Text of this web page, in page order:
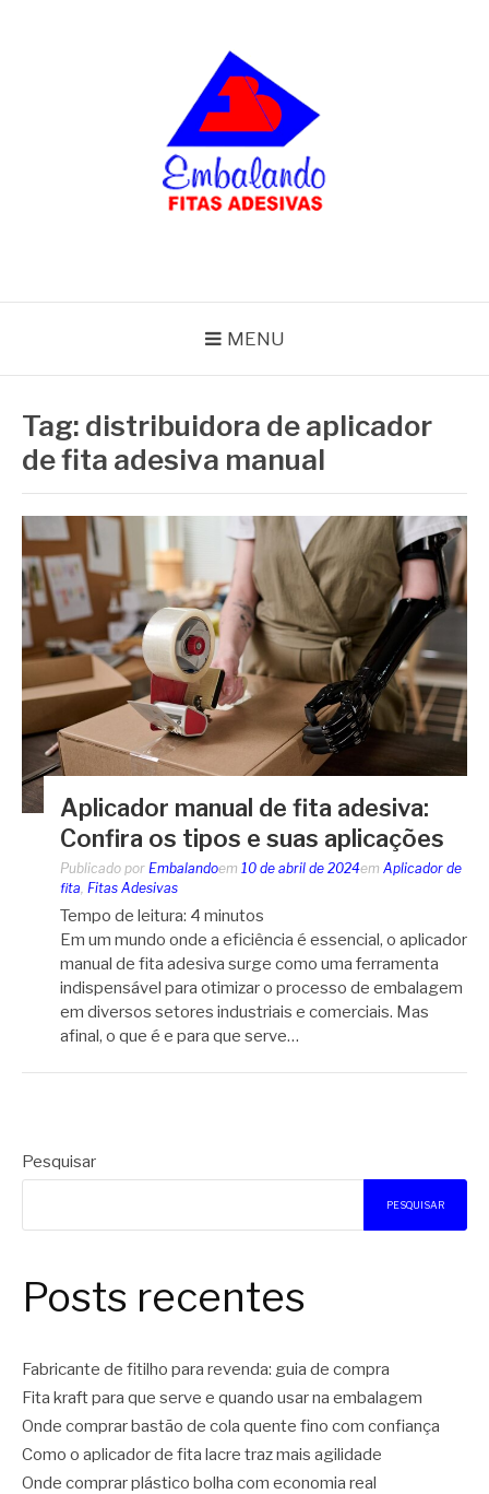
MENU
Tag: distribuidora de aplicador
de fita adesiva manual
Aplicador manual de fita adesiva:
Confira os tipos e suas aplicações
Publicado por Embalandoem 10 de abril de 2024em Aplicador de
fita Fitas Adesivas
Tempo de leitura: 4 minutos
Em um mundo onde a eficiência é essencial, o aplicador
manual de fita adesiva surge como uma ferramenta
indispensável para otimizar o processo de embalagem
em diversos setores industriais e comerciais. Mas
afinal, o que é e para que serve…
Pesquisar
PESQUISAR
Posts recentes
Fabricante de fitilho para revenda: guia de compra
Fita kraft para que serve e quando usar na embalagem
Onde comprar bastão de cola quente fino com confiança
Como o aplicador de fita lacre traz mais agilidade
Onde comprar plástico bolha com economia real